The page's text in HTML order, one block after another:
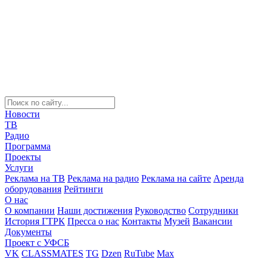
Новости
ТВ
Радио
Программа
Проекты
Услуги
Реклама на ТВ Реклама на радио Реклама на сайте Аренда
оборудования Рейтинги
О нас
О компании Наши достижения Руководство Сотрудники
История ГТРК Пресса о нас Контакты Музей Вакансии
Документы
Проект с УФСБ
VK CLASSMATES TG Dzen RuTube Max